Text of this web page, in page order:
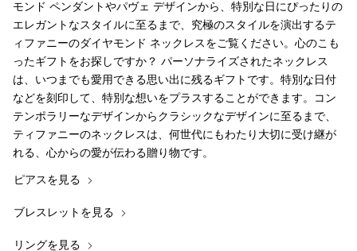
モンド ペンダントやパヴェ デザインから、特別な日にぴったりの
エレガントなスタイルに至るまで、究極のスタイルを演出するテ
ィファニーのダイヤモンド ネックレスをご覧ください。心のこも
ったギフトをお探しですか？ パーソナライズされたネックレス
は、いつまでも愛用できる思い出に残るギフトです。特別な日付
などを刻印して、特別な想いをプラスすることができます。コン
テンポラリーなデザインからクラシックなデザインに至るまで、
ティファニーのネックレスは、何世代にもわたり大切に受け継が
れる、心からの愛が伝わる贈り物です。
ピアスを見る
ブレスレットを見る
リングを見る